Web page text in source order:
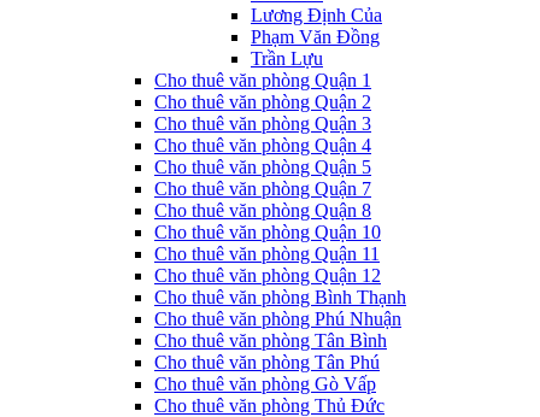
Lương Định Của
Phạm Văn Đồng
Trần Lựu
Cho thuê văn phòng Quận 1
Cho thuê văn phòng Quận 2
Cho thuê văn phòng Quận 3
Cho thuê văn phòng Quận 4
Cho thuê văn phòng Quận 5
Cho thuê văn phòng Quận 7
Cho thuê văn phòng Quận 8
Cho thuê văn phòng Quận 10
Cho thuê văn phòng Quận 11
Cho thuê văn phòng Quận 12
Cho thuê văn phòng Bình Thạnh
Cho thuê văn phòng Phú Nhuận
Cho thuê văn phòng Tân Bình
Cho thuê văn phòng Tân Phú
Cho thuê văn phòng Gò Vấp
Cho thuê văn phòng Thủ Đức